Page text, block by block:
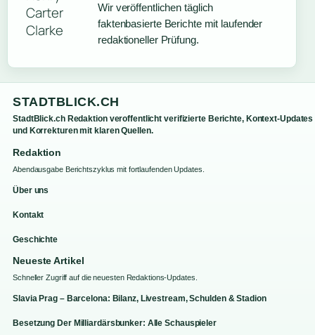
Wir veröffentlichen täglich
faktenbasierte Berichte mit laufender
redaktioneller Prüfung.
STADTBLICK.CH
StadtBlick.ch Redaktion veroffentlicht verifizierte Berichte, Kontext-Updates
und Korrekturen mit klaren Quellen.
Redaktion
Abendausgabe Berichtszyklus mit fortlaufenden Updates.
Über uns
Kontakt
Geschichte
Neueste Artikel
Schneller Zugriff auf die neuesten Redaktions-Updates.
Slavia Prag – Barcelona: Bilanz, Livestream, Schulden & Stadion
Besetzung Der Milliardärsbunker: Alle Schauspieler